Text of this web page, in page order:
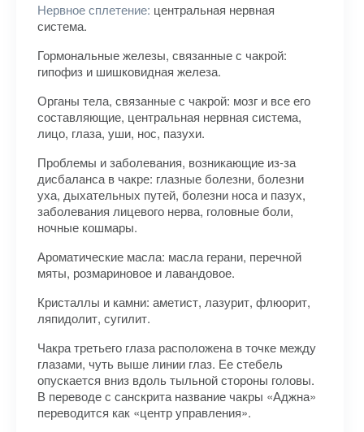
Нервное сплетение: центральная нервная
система.
Гормональные железы, связанные с чакрой:
гипофиз и шишковидная железа.
Органы тела, связанные с чакрой: мозг и все его
составляющие, центральная нервная система,
лицо, глаза, уши, нос, пазухи.
Проблемы и заболевания, возникающие из-за
дисбаланса в чакре: глазные болезни, болезни
уха, дыхательных путей, болезни носа и пазух,
заболевания лицевого нерва, головные боли,
ночные кошмары.
Ароматические масла: масла герани, перечной
мяты, розмариновое и лавандовое.
Кристаллы и камни: аметист, лазурит, флюорит,
ляпидолит, сугилит.
Чакра третьего глаза расположена в точке между
глазами, чуть выше линии глаз. Ее стебель
опускается вниз вдоль тыльной стороны головы.
В переводе с санскрита название чакры «Аджна»
переводится как «центр управления».